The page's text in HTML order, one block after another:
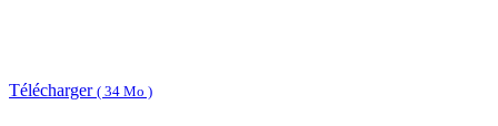
Télécharger ( 34 Mo )